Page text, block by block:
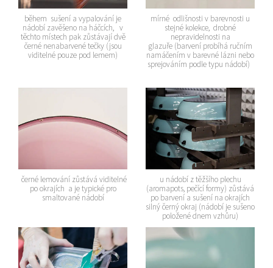
během sušení a vypalování je
nádobí zavěšeno na háčcích, v
těchto místech pak zůstávají dvě
černé nenabarvené tečky (jsou
viditelné pouze pod lemem)
mírné odlišnosti v barevnosti u
stejné kolekce, drobné
nepravidelnosti na
glazuře (barvení probíhá ručním
namáčením v barevné lázni nebo
sprejováním podle typu nádobí)
černé lemování zůstává viditelné
po okrajích a je typické pro
smaltované nádobí
u nádobí z těžšího plechu
(aromapots, pečící formy) zůstává
po barvení a sušení na okrajích
silný černý okraj (nádobí je sušeno
položené dnem vzhůru)